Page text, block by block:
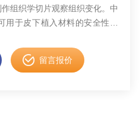
组织学切片观察组织变化。中
于皮下植入材料的安全性研
留言报价